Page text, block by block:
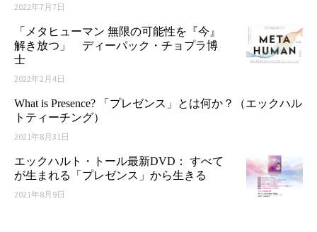
2022年7月7日
「メタヒューマン 無限の可能性を『今』
解き放つ」 ディーパック・チョプラ博
士
2022年2月4日
What is Presence? 「プレゼンス」とは何か？（エックハル
トティーチング）
2021年8月31日
エックハルト・トール最新DVD： すべて
が生まれる「プレゼンス」から生きる
2021年8月9日